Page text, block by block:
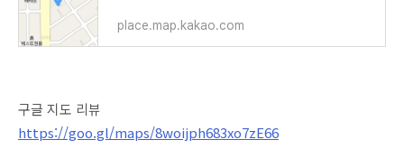
place.map.kakao.com
구글 지도 리뷰
https://goo.gl/maps/8woijph683xo7zE66